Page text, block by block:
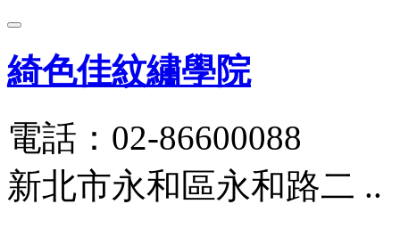
綺色佳紋繡學院
電話：02-86600088
新北市永和區永和路二 ..